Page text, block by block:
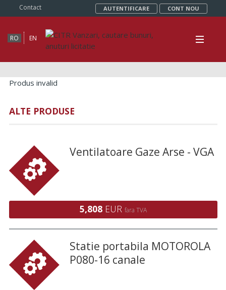
Contact AUTENTIFICARE CONT NOU
RO EN
Produs invalid
ALTE PRODUSE
Ventilatoare Gaze Arse - VGA
5,808 EUR fara TVA
Statie portabila MOTOROLA
P080-16 canale